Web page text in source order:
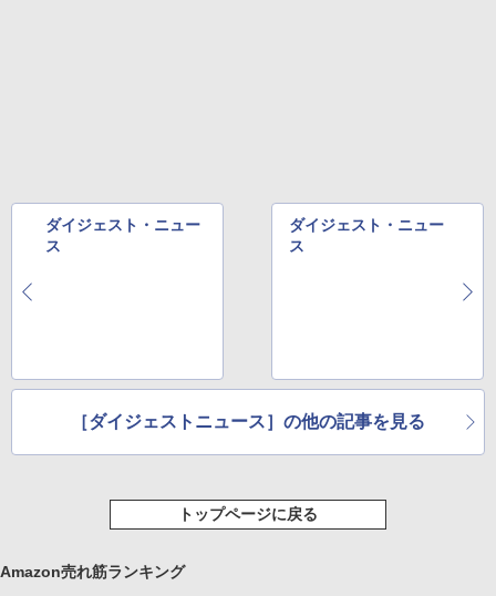
ダイジェスト・ニュー
ス
ダイジェスト・ニュー
ス
［ダイジェストニュース］の他の記事を見る
トップページに戻る
Amazon売れ筋ランキング